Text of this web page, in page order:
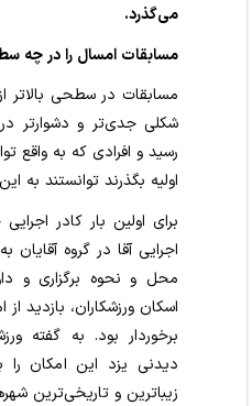
می‌گذرد.
مسابقات امسال را در چه
مسابقات در سطحی بالاتر
شکلی جدی‌تر و دشوارتر
رسید و افرادی که به واقع
اولیه بگذرند توانستند به
برای اولین بار کادر
اجرایی آقا در گروه آقایان
محل و نحوه برگزاری و
اسکان ورزشکاران، بازدید
برخوردار بود. به گفته
دیدنی یزد این امکان را
زیباترین و تاریخی‌ترین